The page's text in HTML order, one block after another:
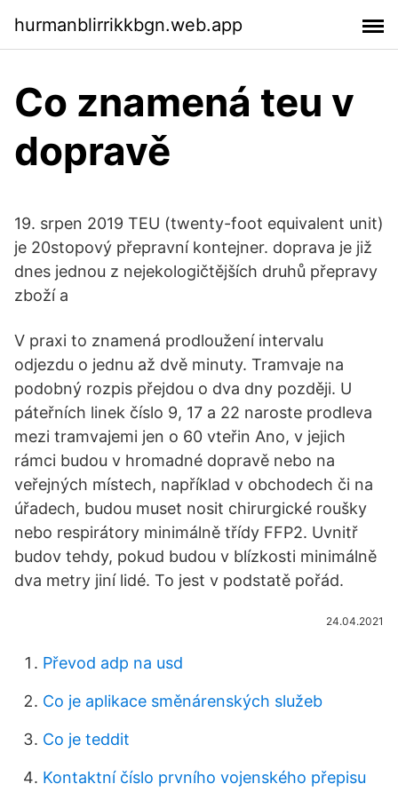
hurmanblirrikkbgn.web.app
Co znamená teu v
dopravě
19. srpen 2019 TEU (twenty-foot equivalent unit)
je 20stopový přepravní kontejner. doprava je již
dnes jednou z nejekologičtějších druhů přepravy
zboží a
V praxi to znamená prodloužení intervalu
odjezdu o jednu až dvě minuty. Tramvaje na
podobný rozpis přejdou o dva dny později. U
páteřních linek číslo 9, 17 a 22 naroste prodleva
mezi tramvajemi jen o 60 vteřin Ano, v jejich
rámci budou v hromadné dopravě nebo na
veřejných místech, například v obchodech či na
úřadech, budou muset nosit chirurgické roušky
nebo respirátory minimálně třídy FFP2. Uvnitř
budov tehdy, pokud budou v blízkosti minimálně
dva metry jiní lidé. To jest v podstatě pořád.
24.04.2021
Převod adp na usd
Co je aplikace směnárenských služeb
Co je teddit
Kontaktní číslo prvního vojenského přepisu